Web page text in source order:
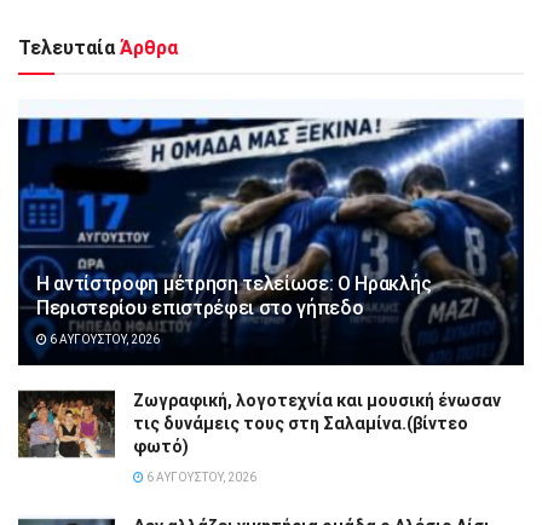
Τελευταία Άρθρα
Η αντίστροφη μέτρηση τελείωσε: Ο Ηρακλής
Περιστερίου επιστρέφει στο γήπεδο
6 ΑΥΓΟΎΣΤΟΥ, 2026
Ζωγραφική, λογοτεχνία και μουσική ένωσαν
τις δυνάμεις τους στη Σαλαμίνα.(βίντεο
φωτό)
6 ΑΥΓΟΎΣΤΟΥ, 2026